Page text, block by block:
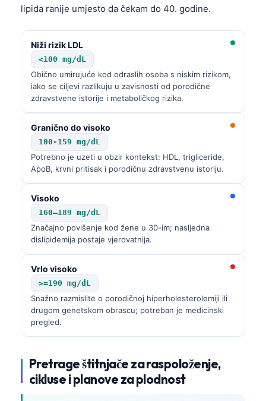
lipida ranije umjesto da čekam do 40. godine.
Niži rizik LDL
<100 mg/dL
Obično umirujuće kod odraslih osoba s niskim rizikom,
iako se ciljevi razlikuju u zavisnosti od porodične
zdravstvene istorije i metaboličkog rizika.
Granično do visoko
100-159 mg/dL
Potrebno je uzeti u obzir kontekst: HDL, trigliceride,
ApoB, krvni pritisak i porodičnu zdravstvenu istoriju.
Visoko
160–189 mg/dL
Značajno povišenje kod žene u 30-im; nasljedna
dislipidemija postaje vjerovatnija.
Vrlo visoko
>=190 mg/dL
Snažno razmislite o porodičnoj hiperholesterolemiji ili
drugom genetskom obrascu; potreban je medicinski
pregled.
Pretrage štitnjače za raspoloženje,
cikluse i planove za plodnost